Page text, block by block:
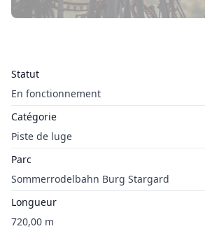
Statut
En fonctionnement
Catégorie
Piste de luge
Parc
Sommerrodelbahn Burg Stargard
Longueur
720,00 m